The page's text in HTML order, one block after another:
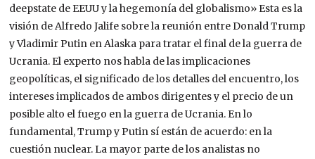
deepstate de EEUU y la hegemonía del globalismo» Esta es la
visión de Alfredo Jalife sobre la reunión entre Donald Trump
y Vladimir Putin en Alaska para tratar el final de la guerra de
Ucrania. El experto nos habla de las implicaciones
geopolíticas, el significado de los detalles del encuentro, los
intereses implicados de ambos dirigentes y el precio de un
posible alto el fuego en la guerra de Ucrania. En lo
fundamental, Trump y Putin sí están de acuerdo: en la
cuestión nuclear. La mayor parte de los analistas no